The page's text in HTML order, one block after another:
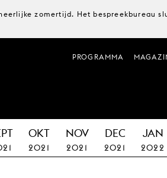
zomertijd. Het bespreekbureau
PROGRAMMA
OKT
2021
NOV
2021
DEC
2021
JAN
2022